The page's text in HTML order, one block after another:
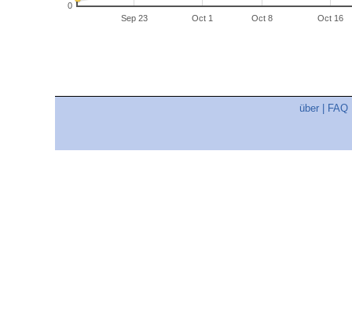
Sep 23 Oct 1 Oct 8 Oct 16
0
über FAQ